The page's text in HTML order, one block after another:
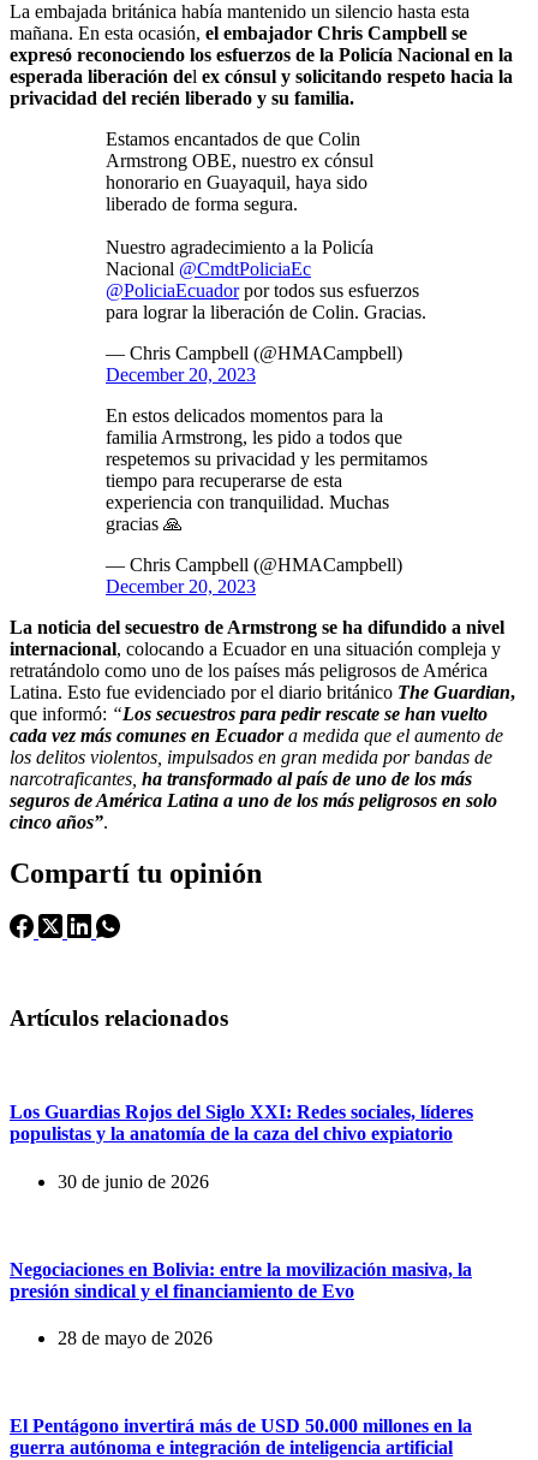
La embajada británica había mantenido un silencio hasta esta
mañana. En esta ocasión, el embajador Chris Campbell se
expresó reconociendo los esfuerzos de la Policía Nacional en la
esperada liberación del ex cónsul y solicitando respeto hacia la
privacidad del recién liberado y su familia.
Estamos encantados de que Colin
Armstrong OBE, nuestro ex cónsul
honorario en Guayaquil, haya sido
liberado de forma segura.
Nuestro agradecimiento a la Policía
Nacional @CmdtPoliciaEc
@PoliciaEcuadorpor todos sus esfuerzos
para lograr la liberación de Colin. Gracias.
— Chris Campbell (@HMACampbell)
December 20, 2023
En estos delicados momentos para la
familia Armstrong, les pido a todos que
respetemos su privacidad y les permitamos
tiempo para recuperarse de esta
experiencia con tranquilidad. Muchas
gracias 🙏
— Chris Campbell (@HMACampbell)
December 20, 2023
La noticia del secuestro de Armstrong se ha difundido a nivel
internacional, colocando a Ecuador en una situación compleja y
retratándolo como uno de los países más peligrosos de América
Latina. Esto fue evidenciado por el diario británico The Guardian,
que informó: “Los secuestros para pedir rescate se han vuelto
cada vez más comunes en Ecuadora medida que el aumento de
los delitos violentos, impulsados en gran medida por bandas de
narcotraficantes, ha transformado al país de uno de los más
seguros de América Latina a uno de los más peligrosos en solo
cinco años”.
Compartí tu opinión
Artículos relacionados
Los Guardias Rojos del Siglo XXI: Redes sociales, líderes
populistas y la anatomía de la caza del chivo expiatorio
30 de junio de 2026
Negociaciones en Bolivia: entre la movilización masiva, la
presión sindical y el financiamiento de Evo
28 de mayo de 2026
El Pentágono invertirá más de USD 50.000 millones en la
guerra autónoma e integración de inteligencia artificial